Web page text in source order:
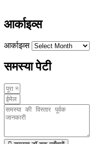
आर्काइव्स
आर्काइव्स
समस्या पेटी